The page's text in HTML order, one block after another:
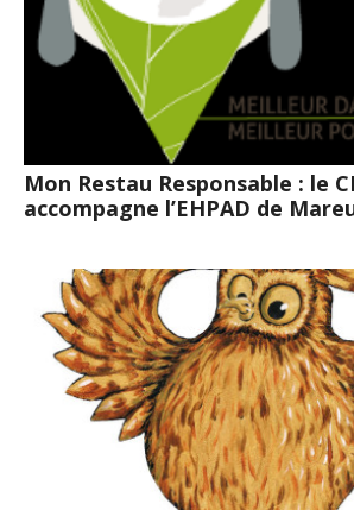
Mon Restau Responsable : le
accompagne l’EHPAD de